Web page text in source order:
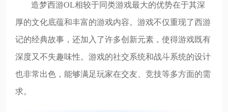
造梦西游OL相较于同类游戏最大的优势在于其深
厚的文化底蕴和丰富的游戏内容。游戏不仅重现了西游
记的经典故事，还加入了许多创新元素，使得游戏既有
深度又不失趣味性。游戏的社交系统和战斗系统的设计
也非常出色，能够满足玩家在交友、竞技等多方面的需
求。